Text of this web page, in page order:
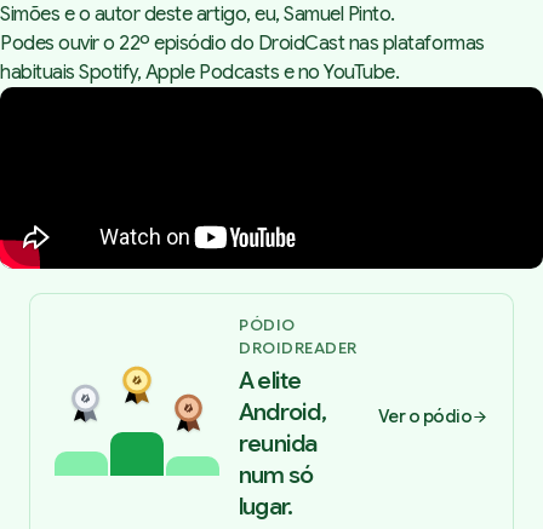
Simões e o autor deste artigo, eu, Samuel Pinto.
Podes ouvir o 22º episódio do DroidCast nas plataformas
habituaisSpotify, Apple Podcasts e no YouTube.
PÓDIO
DROIDREADER
A elite
Android,
reunida
num só
lugar.
Ver o pódio